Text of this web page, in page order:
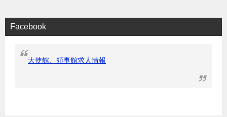
Facebook
大使館、領事館求人情報